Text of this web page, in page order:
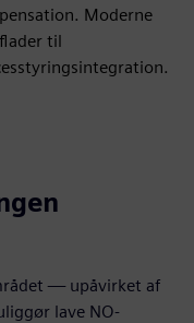
Moderne
til
— upåvirket af
lave NO-